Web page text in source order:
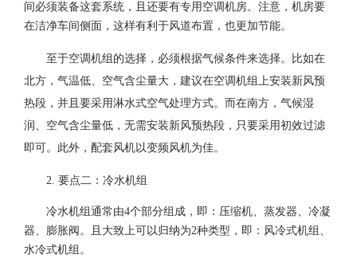
间必须装备这套系统，且还要有专用空调机房。注意，机房要
在洁净车间侧面，这样有利于风道布置，也更加节能。
至于空调机组的选择，必须根据气候条件来选择。比如在
北方，气温低、空气含尘量大，建议在空调机组上安装新风预
热段，并且要采用淋水式空气处理方式。而在南方，气候湿
润、空气含尘量低，无需安装新风预热段，只要采用初效过滤
即可。此外，配套风机以变频风机为佳。
2. 要点二：冷水机组
冷水机组通常由4个部分组成，即：压缩机、蒸发器、冷凝
器、膨胀阀。且大致上可以归纳为2种类型，即：风冷式机组、
水冷式机组。